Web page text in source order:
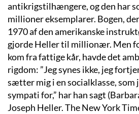
antikrigstilhængere, og den har
millioner eksemplarer. Bogen,
1970 af den amerikanske
gjorde Heller til millionær. Men
kom fra fattige kår, havde det
rigdom: ”Jeg synes ikke, jeg
sætter mig i en socialklasse, som
sympati for,” har han sagt
Joseph Heller. The New York